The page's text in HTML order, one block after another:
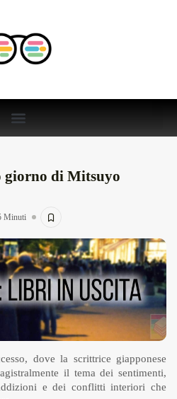
giorno di Mitsuyo
Minuti
dove la scrittrice giapponese
il tema dei sentimenti,
e dei conflitti interiori che